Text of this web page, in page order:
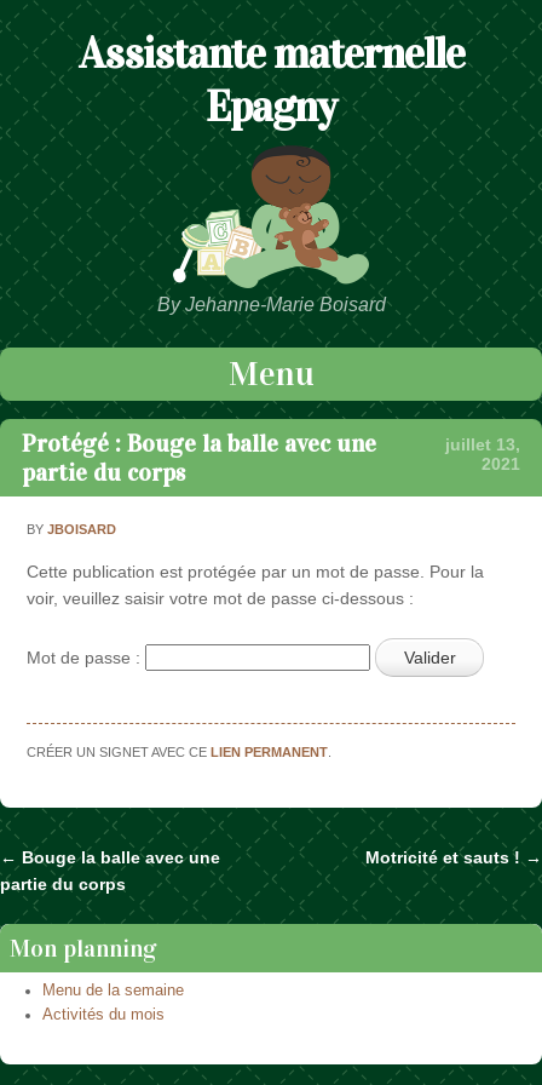
Assistante maternelle
Epagny
By Jehanne-Marie Boisard
Menu
Passer au contenu
Protégé : Bouge la balle avec une
partie du corps
juillet 13,
2021
BYJBOISARD
Cette publication est protégée par un mot de passe. Pour la
voir, veuillez saisir votre mot de passe ci-dessous :
Mot de passe :
CRÉER UN SIGNET AVEC CELIEN PERMANENT
Naviguer dans les articles
← Bouge la balle avec une
partie du corps
Motricité et sauts ! →
Mon planning
Menu de la semaine
Activités du mois